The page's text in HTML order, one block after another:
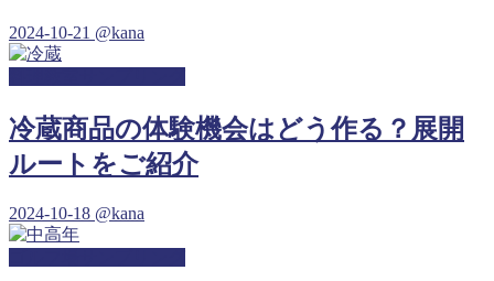
2024-10-21 @kana
冷蔵商品の体験機会はどう作る？展開
ルートをご紹介
2024-10-18 @kana